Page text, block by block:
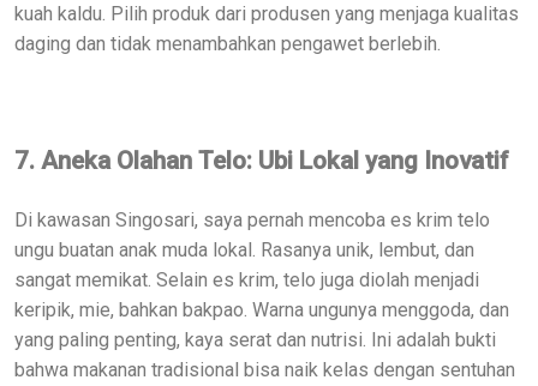
kuah kaldu. Pilih produk dari produsen yang menjaga kualitas
daging dan tidak menambahkan pengawet berlebih.
7. Aneka Olahan Telo: Ubi Lokal yang Inovatif
Di kawasan Singosari, saya pernah mencoba es krim telo
ungu buatan anak muda lokal. Rasanya unik, lembut, dan
sangat memikat. Selain es krim, telo juga diolah menjadi
keripik, mie, bahkan bakpao. Warna ungunya menggoda, dan
yang paling penting, kaya serat dan nutrisi. Ini adalah bukti
bahwa makanan tradisional bisa naik kelas dengan sentuhan